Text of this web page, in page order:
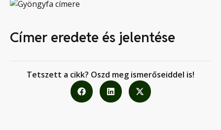
Címer eredete és jelentése
Tetszett a cikk? Oszd meg ismerőseiddel is!